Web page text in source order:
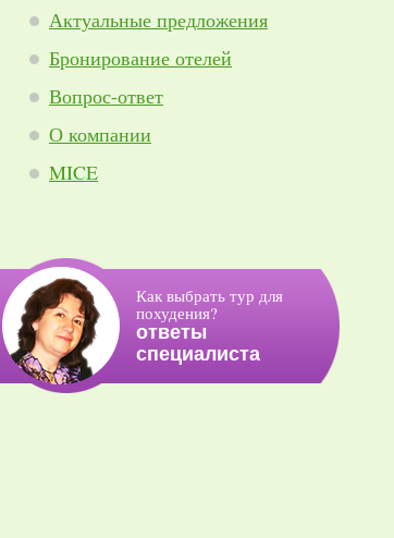
Актуальные предложения
Бронирование отелей
Вопрос-ответ
О компании
MICE
Как выбрать тур для
похудения?
ответы
специалиста